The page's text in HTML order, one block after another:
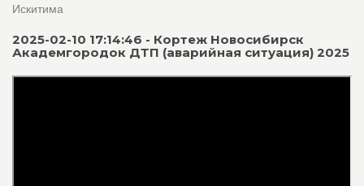
Искитима
2025-02-10 17:14:46 - Кортеж Новосибирск
Академгородок ДТП (аварийная ситуация) 2025